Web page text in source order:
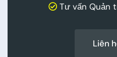
Tư vấn Quản
Liên